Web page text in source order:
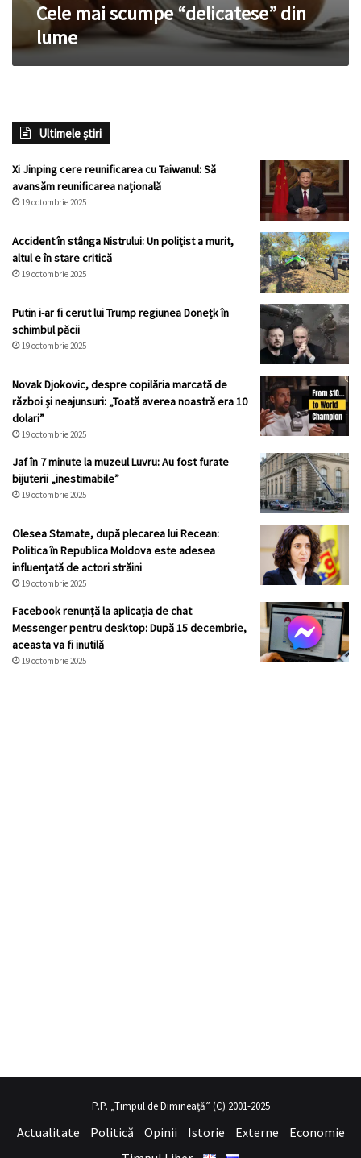
Cele mai scumpe “delicatese” din
lume
Ultimele știri
Xi Jinping cere reunificarea cu Taiwanul: Să
avansăm reunificarea națională
19 octombrie 2025
Accident în stânga Nistrului: Un polițist a murit,
altul e în stare critică
19 octombrie 2025
Putin i-ar fi cerut lui Trump regiunea Donețk în
schimbul păcii
19 octombrie 2025
Novak Djokovic, despre copilăria marcată de
război și neajunsuri: „Toată averea noastră era 10
dolari”
19 octombrie 2025
Jaf în 7 minute la muzeul Luvru: Au fost furate
bijuterii „inestimabile”
19 octombrie 2025
Olesea Stamate, după plecarea lui Recean:
Politica în Republica Moldova este adesea
influențată de actori străini
19 octombrie 2025
Facebook renunță la aplicația de chat
Messenger pentru desktop: După 15 decembrie,
aceasta va fi inutilă
19 octombrie 2025
hayalini kurduğu seksi kadının üvey annesi gibi
P.P. „Timpul de Dimineață” (C) 2001-2025
Actualitate Politică Opinii Istorie Externe
Economie